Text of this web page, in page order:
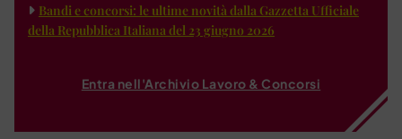
Bandi e concorsi: le ultime novità dalla Gazzetta Ufficiale
della Repubblica Italiana del 23 giugno 2026
Entra nell'Archivio Lavoro & Concorsi